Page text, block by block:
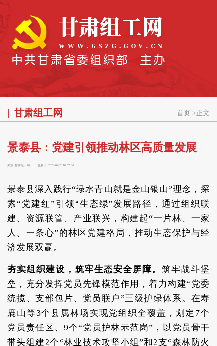
甘肃组工网 首页 > 正文
景泰县：党建引领推动林区高质量发展
来源: 甘肃组工网 更新于: 2026-04-20 10:57:04
景泰县深入践行“绿水青山就是金山银山”理念，探
索“党建红”引领“生态绿”发展路径，通过组织联
建、资源联管、产业联兴，构建起“一片林、一家
人、一条心”的林区党建格局，推动生态保护与经
济发展双赢。
夯实组织建设，筑牢生态安全屏障。筑牢战斗堡
垒，充分发挥党员先锋模范作用，着力构建“党委
统揽、支部包片、党员联户”三级护绿体系。在寿
鹿山等3个县属林场实现党组织全覆盖，划定7个
党员责任区、9个“党员护林示范岗”，以党员骨干
带头组建2个“林业技术攻坚小组”和2支“森林防火